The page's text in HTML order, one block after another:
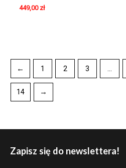
449,00 zł
← 1 2 3
14 →
Zapisz się do newslettera!